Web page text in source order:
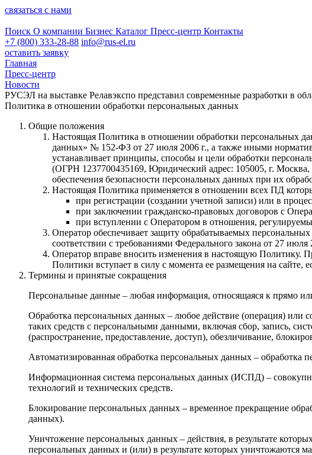
связаться с нами
Поиск О компании Бизнес Каталог Пресс-центр Контакты
+7 (800) 333-28-88 info@rus-el.ru
оставить заявку
Главная
Пресс-центр
Новости
РУСЭЛ на выставке Релавэкспо представил современные разработки в
Политика в отношении обработки персональных данных
Общие положения
Настоящая Политика в отношении обработки персональных
данных» № 152-ФЗ от 27 июля 2006 г., а также иными
устанавливает принципы, способы и цели обработки
(ОГРН 1237700435169, Юридический адрес: 105005, г.
обеспечения безопасности персональных данных при их
Настоящая Политика применяется в отношении всех ПД
при регистрации (создании учетной записи) или в
при заключении гражданско-правовых договоров с
при вступлении с Оператором в отношения,
Оператор обеспечивает защиту обрабатываемых
соответствии с требованиями Федерального закона от 27
Оператор вправе вносить изменения в настоящую Политику.
Политики вступает в силу с момента ее размещения на
Термины и принятые сокращения
Персональные данные – любая информация, относящаяся к прямо
Обработка персональных данных – любое действие (операция) или
таких средств с персональными данными, включая сбор, запись,
(распространение, предоставление, доступ), обезличивание,
Автоматизированная обработка персональных данных –
Информационная система персональных данных (ИСПД) –
технологий и технических средств.
Блокирование персональных данных – временное прекращение
данных).
Уничтожение персональных данных – действия, в результате
персональных данных и (или) в результате которых уничтожаются